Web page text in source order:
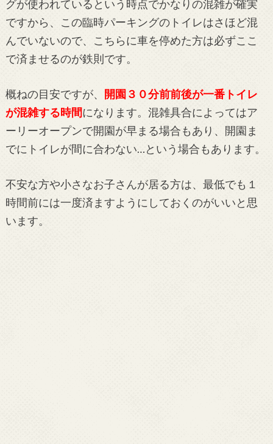
グが使われているという時点でかなりの混雑が確実
ですから、この臨時パーキングのトイレはさほど混
んでいないので、こちらに車を停めた方は必ずここ
で済ませるのが鉄則です。
概ねの目安ですが、
開園３０分前前後が一番トイレ
が混雑する時間になります。混雑具合によってはア
ーリーオープンで開園が早まる場合もあり、開園ま
でにトイレが間に合わない…という場合もあります。
不安な方や小さなお子さんが居る方は、最低でも１
時間前には一度済ますようにしておくのがいいと思
います。